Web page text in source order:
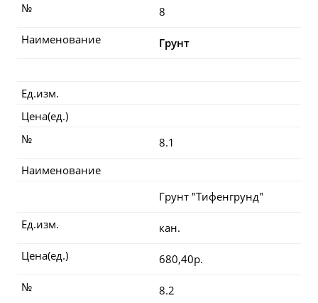
8
№
Грунт
Наименование
Ед.изм.
Цена(ед.)
8.1
№
Наименование
Грунт "Тифенгрунд"
кан.
Ед.изм.
680,40р.
Цена(ед.)
8.2
№